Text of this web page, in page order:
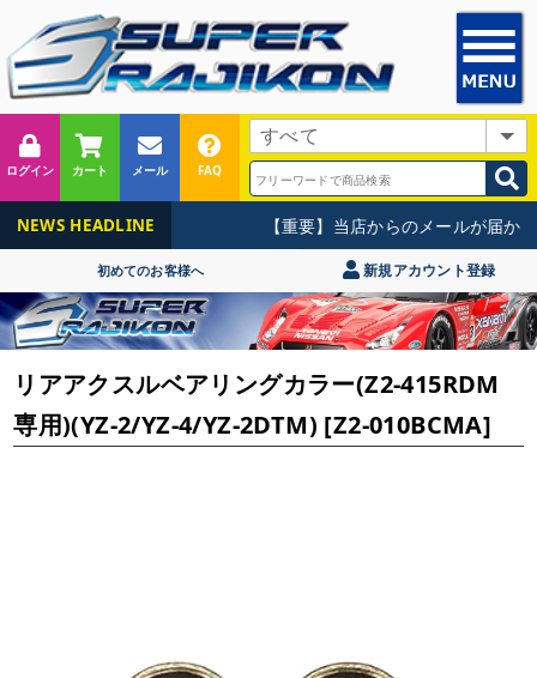
ログイン カート メール FAQ
NEWS HEADLINE 【重要】当店からのメールが届か
初めてのお客様へ 新規アカウント登録
リアアクスルベアリングカラー(Z2-415RDM
専用)(YZ-2/YZ-4/YZ-2DTM) [Z2-010BCMA]